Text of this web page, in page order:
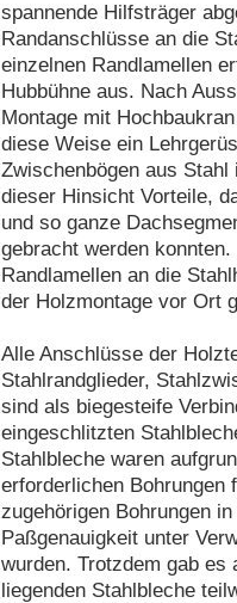
spannende Hilfsträger
Randanschlüsse an die
einzelnen Randlamellen
Hubbühne aus. Nach
Montage mit
diese Weise ein
Zwischenbögen aus
dieser Hinsicht Vorteile,
und so ganze
gebracht werden
Randlamellen an die
der Holzmontage vor Ort
Alle Anschlüsse der
Stahlrandglieder,
sind als biegesteife
eingeschlitzten
Stahlbleche waren
erforderlichen Bohrungen
zugehörigen Bohrungen
Paßgenauigkeit unter
wurden. Trotzdem gab es
liegenden Stahlbleche